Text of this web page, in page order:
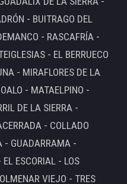
- BUITRAGO DEL
- RASCAFRÍA -
- EL BERRUECO
- MIRAFLORES DE LA
- MATAELPINO -
DE LA SIERRA -
- COLLADO
- GUADARRAMA -
ESCORIAL - LOS
VIEJO - TRES